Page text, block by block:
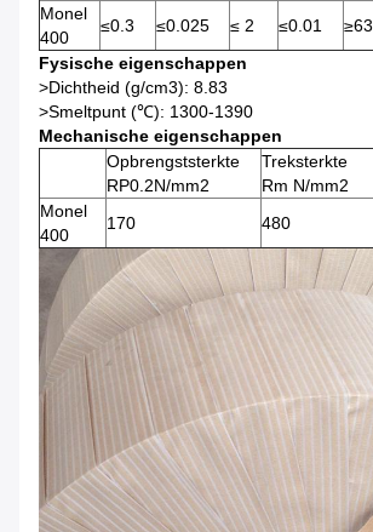
Monel
400
≤0.3 ≤0.025 ≤ 2 ≤0.01 ≥63
Fysische eigenschappen
>Dichtheid (g/cm3): 8.83
>Smeltpunt (℃): 1300-1390
Mechanische eigenschappen
Opbrengststerkte
RP0.2N/mm2
Treksterkte
Rm N/mm2
Monel
400
170 480